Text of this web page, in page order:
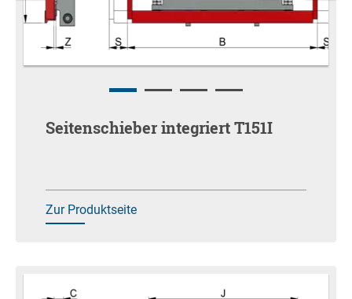
Seitenschieber integriert T151I
Zur Produktseite